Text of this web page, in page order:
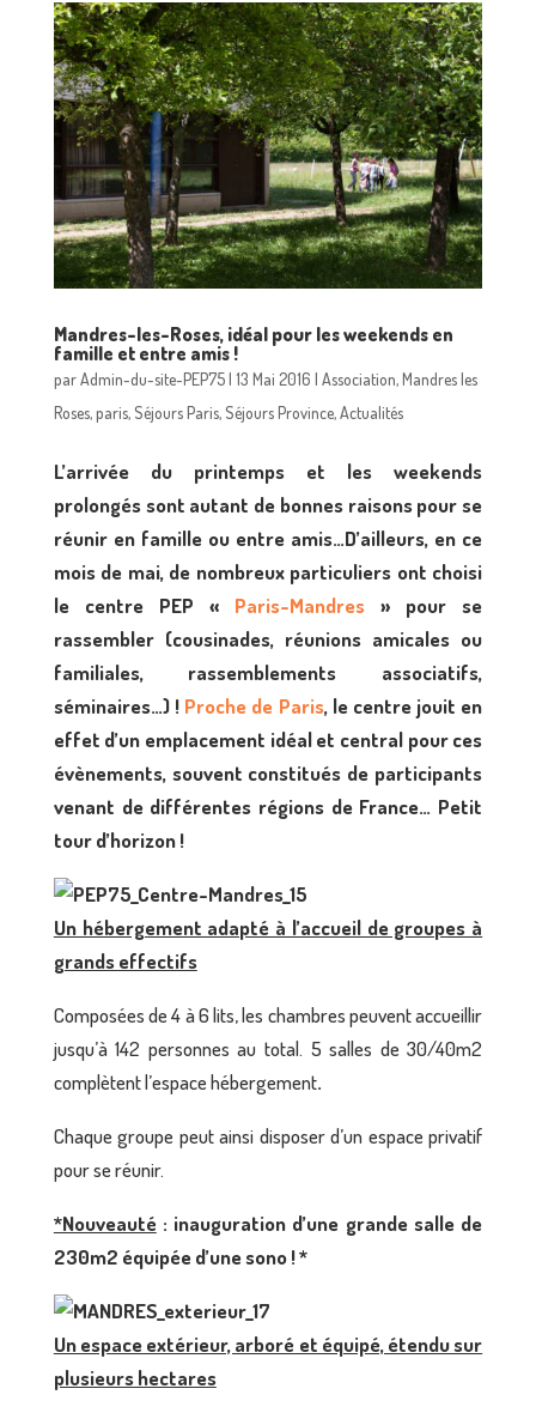
Mandres-les-Roses, idéal pour les weekends en
famille et entre amis !
parAdmin-du-site-PEP75| 13 Mai 2016 | Association,Mandres les
Roses,paris, Séjours Paris, Séjours Province,Actualités
L’arrivée du printemps et les weekends
prolongés sont autant de bonnes raisons pour se
réunir en famille ou entre amis…D’ailleurs, en ce
mois de mai, de nombreux particuliers ont choisi
le centre PEP « Paris-Mandres » pour se
rassembler (cousinades, réunions amicales ou
familiales, rassemblements associatifs,
séminaires…) ! Proche de Paris, le centre jouit en
effet d’un emplacement idéal et central pour ces
évènements, souvent constitués de participants
venant de différentes régions de France… Petit
tour d’horizon !
Un hébergement adapté à l’accueil de groupes à
grands effectifs
Composées de 4 à 6 lits, les chambres peuvent accueillir
jusqu’à 142 personnes au total. 5 salles de 30/40m2
complètent l’espace hébergement.
Chaque groupe peut ainsi disposer d’un espace privatif
pour se réunir.
*Nouveauté: inauguration d’une grande salle de
230m2 équipée d’une sono ! *
Un espace extérieur, arboré et équipé, étendu sur
plusieurs hectares